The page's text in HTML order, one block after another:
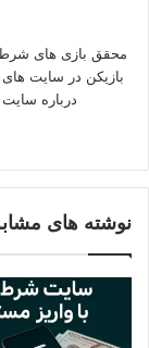
محقق بازی های شرط
بازیکن در سایت های
درباره
نوشته های